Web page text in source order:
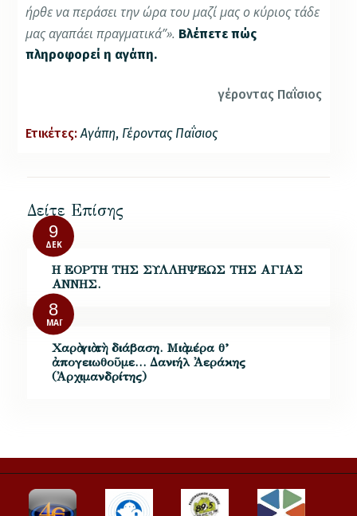
ήρθε να περάσει την ώρα του μαζί μας ο κύριος τάδε
μας αγαπάει πραγματικά”». Βλέπετε πώς
πληροφορεί η αγάπη.
γέροντας Παΐσιος
Ετικέτες: Αγάπη, Γέροντας Παΐσιος
Δείτε Επίσης
9
ΔΕΚ
Η ΕΟΡΤΗ ΤΗΣ ΣΥΛΛΗΨΕΩΣ ΤΗΣ ΑΓΙΑΣ
ΑΝΝΗΣ.
8
ΜΆΙ
Χαρὰ γιὰ τὴ διάβαση. Μιὰ μέρα θ’
ἀπογειωθοῦμε… Δανιήλ Ἀεράκης
(Ἀρχιμανδρίτης)